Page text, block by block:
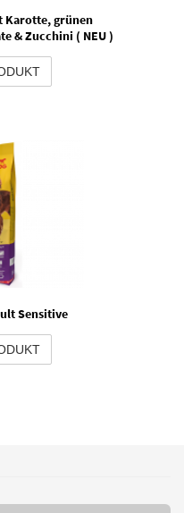
Karotte, grünen
& Zucchini ( NEU )
Sensitive